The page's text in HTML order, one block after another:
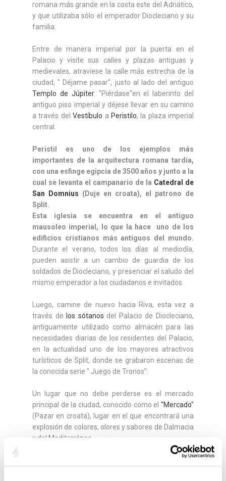
romana más grande en la costa este del Adriático,
y que utilizaba sólo el emperador Diocleciano y su
familia.
Entre de manera imperial por la puerta en el
Palacio y visite sus calles y plazas antiguas y
medievales, atraviese la calle más estrecha de la
ciudad, " Déjame pasar", justo al lado del antiguo
Templo de Júpiter. "Piérdase“en el laberinto del
antiguo piso imperial y déjese llevar en su camino
a través delVestíbulo a Peristilo, la plaza imperial
central.
Peristil es uno de los ejemplos más
importantes de la arquitectura romana tardía,
con una esfinge egipcia de 3500 años y junto a la
cual se levanta el campanario de la Catedral de
San Domnius (Duje en croata), el patrono de
Split.
Esta iglesia se encuentra en el antiguo
mausoleo imperial, lo que la hace uno de los
edificios cristianos más antiguos del mundo.
Durante el verano, todos los días al mediodía,
pueden asistir a un cambio de guardia de los
soldados de Diocleciano, y presenciar el saludo del
mismo emperador a los ciudadanos e invitados.
Luego, camine de nuevo hacia Riva, esta vez a
través de los sótanos del Palacio de Diocleciano,
antiguamente utilizado como almacén para las
necesidades diarias de los residentes del Palacio,
en la actualidad uno de los mayores atractivos
turísticos de Split, donde se grabaron escenas de
la conocida serie " Juego de Tronos".
Un lugar que no debe perderse es el mercado
principal de la ciudad, conocido como el "Mercado"
(Pazar en croata), lugar en el que encontrará una
explosión de colores, olores y sabores de Dalmacia
y del Mediterráneo.
Puerta
, entre en el Palacio de Diocleciano y por la